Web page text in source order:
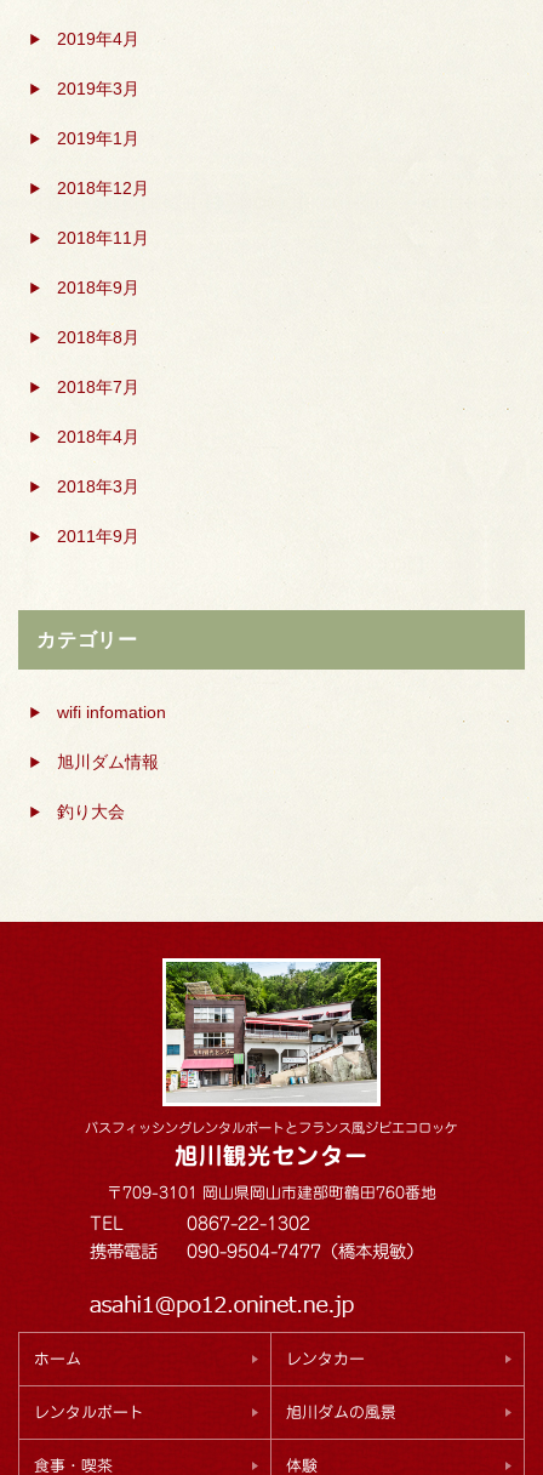
2019年4月
2019年3月
2019年1月
2018年12月
2018年11月
2018年9月
2018年8月
2018年7月
2018年4月
2018年3月
2011年9月
カテゴリー
wifi infomation
旭川ダム情報
釣り大会
バスフィッシングレンタルボートとフランス風ジビエコロッケ
旭川観光センター
〒709-3101 岡山県岡山市建部町鶴田760番地
TEL
0867-22-1302
携帯電話
090-9504-7477（橋本規敏）
ホーム レンタカー
レンタルボート 旭川ダムの風景
食事・喫茶 体験